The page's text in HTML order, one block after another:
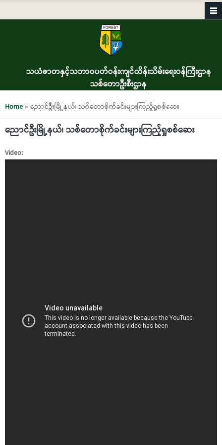
သယံဇာတနှင့်သဘာဝပတ်ဝန်းကျင်ထိန်းသိမ်းရေးဝန်ကြီးဌာန
သစ်တောဦးစီးဌာန
You are here
Home» ညောင်ဦးမြို့နယ်၊ သစ်တောစိုက်ခင်းများကြည့်ရှုစစ်ဆေး
ညောင်ဦးမြို့နယ်၊ သစ်တောစိုက်ခင်းများကြည့်ရှုစစ်ဆေး
Video: